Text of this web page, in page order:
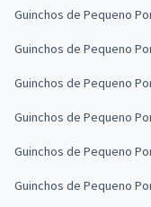
Guinchos de Pequeno
Guinchos de Pequeno
Guinchos de Pequeno
Guinchos de Pequeno
Guinchos de Pequeno
Guinchos de Pequeno